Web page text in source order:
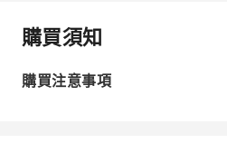
購買須知
購買注意事項